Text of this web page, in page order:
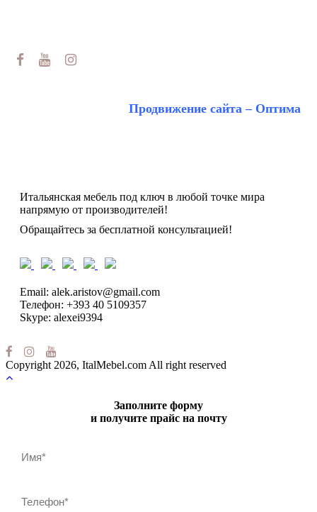
Продвижение сайта – Оптима
Итальянская мебель под ключ в любой точке мира
напрямую от производителей!
Обращайтесь за бесплатной консультацией!
Email: alek.aristov@gmail.com
Телефон: +393 40 5109357
Skype: alexei9394
Copyright 2026, ItalMebel.com All right reserved
Заполните форму
и получите прайс на почту